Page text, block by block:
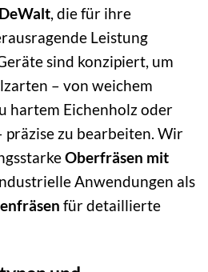
DeWalt, die für ihre
Leistung
sind konzipiert, um
– von weichem
hartem Eichenholz oder
präzise zu bearbeiten. Wir
Oberfräsen mit
Anwendungen als
für detaillierte